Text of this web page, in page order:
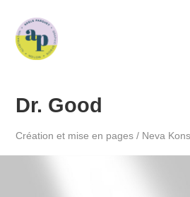
Dr. Good
Création et mise en pages / Neva